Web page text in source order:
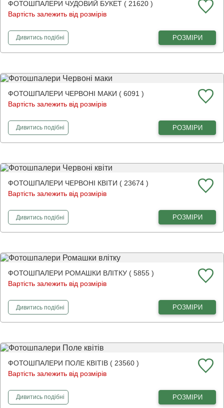
ФОТОШПАЛЕРИ ЧУДОВИЙ БУКЕТ ( 21620 )
Вартість залежить від розмірів
Дивитисьфотошпалери
подібні РОЗМІРИ
ФОТОШПАЛЕРИ ЧЕРВОНІ МАКИ ( 6091 )
Вартість залежить від розмірів
Дивитисьфотошпалери
подібні РОЗМІРИ
ФОТОШПАЛЕРИ ЧЕРВОНІ КВІТИ ( 23674 )
Вартість залежить від розмірів
Дивитисьфотошпалери
подібні РОЗМІРИ
ФОТОШПАЛЕРИ РОМАШКИ ВЛІТКУ ( 5855 )
Вартість залежить від розмірів
Дивитисьфотошпалери
подібні РОЗМІРИ
ФОТОШПАЛЕРИ ПОЛЕ КВІТІВ ( 23560 )
Вартість залежить від розмірів
Дивитисьфотошпалери
подібні РОЗМІРИ